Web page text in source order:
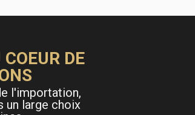
DE
l'importation,
un large choix